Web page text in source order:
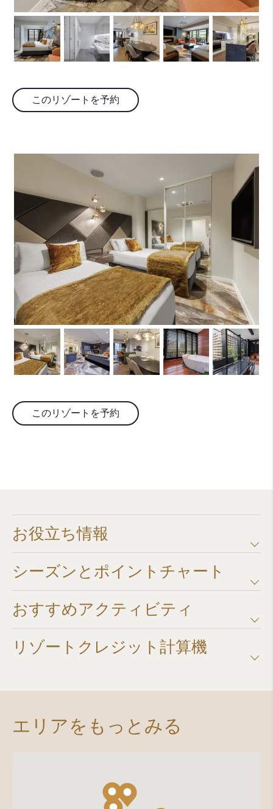
このリゾートを予約
このリゾートを予約
お役立ち情報
シーズンとポイントチャート​
おすすめアクティビティ
リゾートクレジット計算機​
エリアをもっとみる